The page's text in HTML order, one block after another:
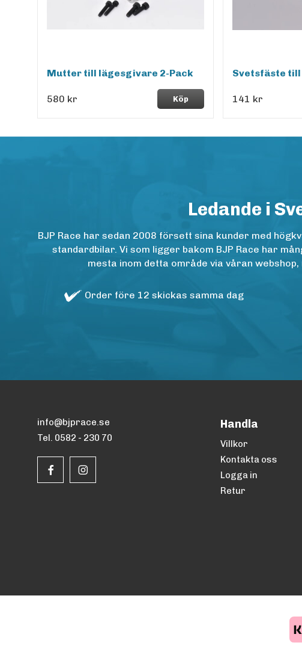
Mutter till lägesgivare 2-Pack
580 kr Köp
Svetsfäste
141 kr
Ledande i
BJP Race har sedan 2008 försett sina kunder med
standardbilar. Vi som ligger bakom BJP Race har
mesta inom detta område via våran
Order före 12 skickas samma dag
info@bjprace.se
Tel. 0582 - 230 70
Handla
Villkor
Kontakta oss
Logga in
Retur